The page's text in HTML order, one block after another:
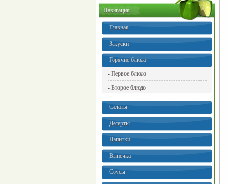
Навигация
Главная
Закуски
Горячие блюда
- Первое блюдо
- Второе блюдо
Салаты
Десерты
Напитки
Выпечка
Соусы